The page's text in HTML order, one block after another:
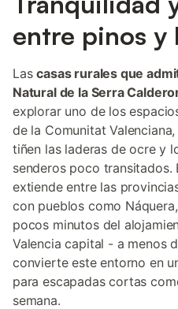
entre pinos y
Lascasas rurales que
Natural de la Serra
explorar uno de los
de la Comunitat
tiñen las laderas de ocre y
senderos poco transitados.
extiende entre las
con pueblos como
pocos minutos del
Valencia capital - a menos
convierte este entorno en
para escapadas cortas
semana.